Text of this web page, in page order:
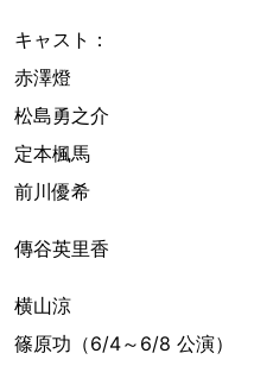
キャスト：
赤澤燈
松島勇之介
定本楓馬
前川優希
傳谷英里香
横山涼
篠原功（6/4～6/8 公演）